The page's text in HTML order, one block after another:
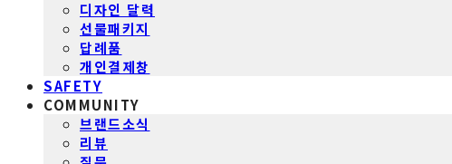
디자인 달력
선물패키지
답례품
개인결제창
SAFETY
COMMUNITY
브랜드소식
리뷰